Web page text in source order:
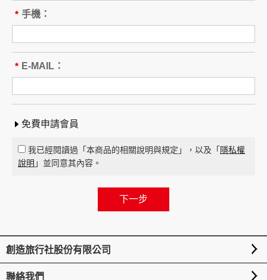
本旅遊團名稱為____________________
旅遊地區（國家、城市或觀光地
點）：________
_____ 與本契約有關之附件、廣告、宣傳文件、
行程表或說明會之說明內容均視為本契約內容之
負之義務不得低於廣告之內容。
第一項記載得以所刊登之廣告、宣傳文件、行程
未記載第一項內容或記載之內容與刊登廣告、宣
第四條（集合及出發時地）
甲方應於民國_____年_____月_____日_____時
* 手機：
* E-MAIL：
免費申請會員
我已經閱讀過「本商品的相關說明與規定」，以及「 隱私權
說明 」並同意其內容。
創造旅行社股份有限公司
聯絡我們